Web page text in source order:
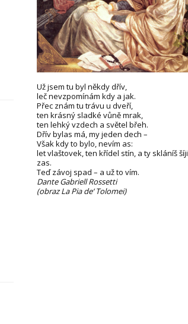
Už jsem tu byl někdy dřív,
leč nevzpomínám kdy a jak.
Přec znám tu trávu u dveří,
ten krásný sladké vůně mrak,
ten lehký vzdech a světel břeh.
Dřív bylas má, my jeden dech –
Však kdy to bylo, nevím as:
let vlaštovek, ten křídel stín, a ty skláníš šíji
zas.
Teď závoj spad – a už to vím.
Dante Gabriell Rossetti
(obraz La Pia de‘ Tolomei)